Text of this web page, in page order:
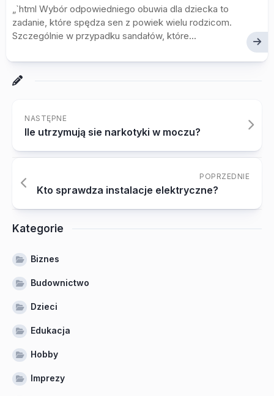
„`html Wybór odpowiedniego obuwia dla dziecka to
zadanie, które spędza sen z powiek wielu rodzicom.
Szczególnie w przypadku sandałów, które...
NASTĘPNE
Ile utrzymują sie narkotyki w moczu?
POPRZEDNIE
Kto sprawdza instalacje elektryczne?
Kategorie
Biznes
Budownictwo
Dzieci
Edukacja
Hobby
Imprezy